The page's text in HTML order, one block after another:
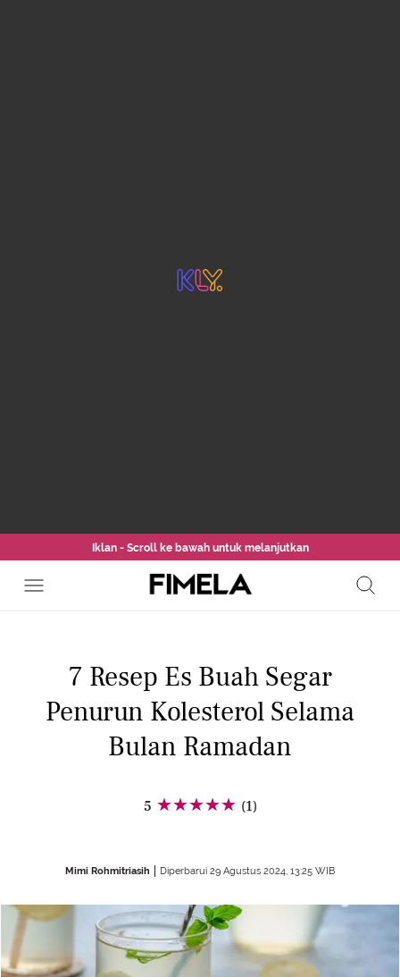
Iklan - Scroll ke bawah untuk melanjutkan
7 Resep Es Buah Segar
Penurun Kolesterol Selama
Bulan Ramadan
5 (1)
Mimi Rohmitriasih Diperbarui 29 Agustus 2024, 13:25 WIB